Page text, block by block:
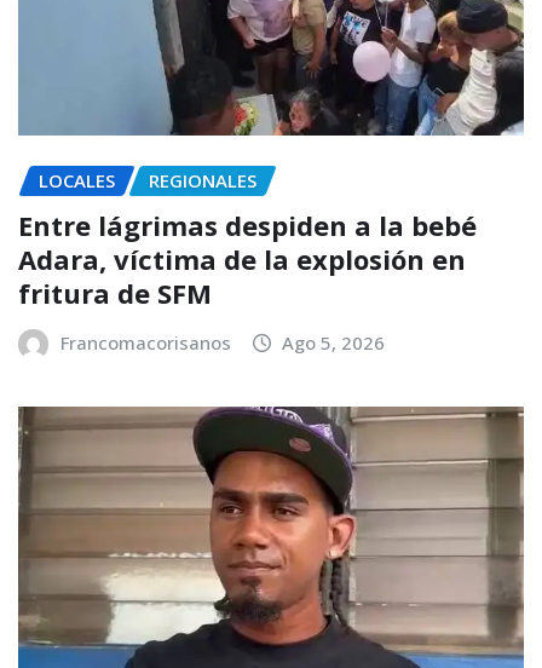
LOCALES REGIONALES
Entre lágrimas despiden a la bebé
Adara, víctima de la explosión en
fritura de SFM
Francomacorisanos Ago 5, 2026